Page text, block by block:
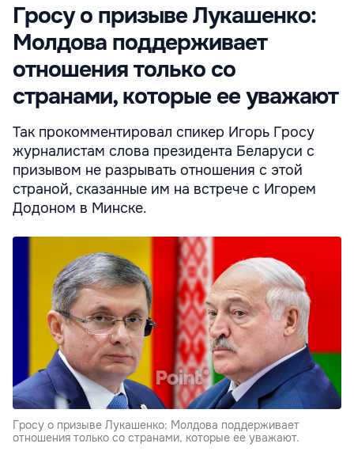
Гросу о призыве Лукашенко:
Молдова поддерживает
отношения только со
странами, которые ее уважают
Так прокомментировал спикер Игорь Гросу
журналистам слова президента Беларуси с
призывом не разрывать отношения с этой
страной, сказанные им на встрече с Игорем
Додоном в Минске.
Гросу о призыве Лукашенко: Молдова поддерживает
отношения только со странами, которые ее уважают.